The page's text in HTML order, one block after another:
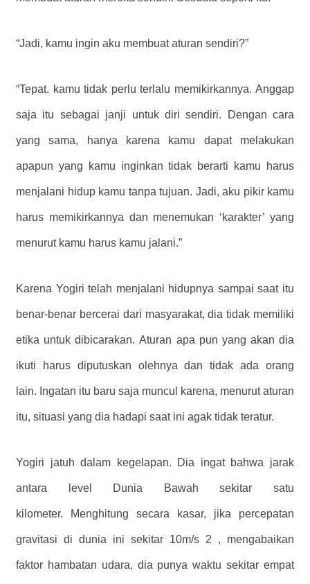
“Jadi, kamu ingin aku membuat aturan sendiri?”
“Tepat. kamu tidak perlu terlalu memikirkannya. Anggap
saja itu sebagai janji untuk diri sendiri. Dengan cara
yang sama, hanya karena kamu dapat melakukan
apapun yang kamu inginkan tidak berarti kamu harus
menjalani hidup kamu tanpa tujuan. Jadi, aku pikir kamu
harus memikirkannya dan menemukan ‘karakter’ yang
menurut kamu harus kamu jalani.”
Karena Yogiri telah menjalani hidupnya sampai saat itu
benar-benar bercerai dari masyarakat, dia tidak memiliki
etika untuk dibicarakan. Aturan apa pun yang akan dia
ikuti harus diputuskan olehnya dan tidak ada orang
lain. Ingatan itu baru saja muncul karena, menurut aturan
itu, situasi yang dia hadapi saat ini agak tidak teratur.
Yogiri jatuh dalam kegelapan. Dia ingat bahwa jarak
antara level Dunia Bawah sekitar satu
kilometer. Menghitung secara kasar, jika percepatan
gravitasi di dunia ini sekitar 10m/s 2 , mengabaikan
faktor hambatan udara, dia punya waktu sekitar empat